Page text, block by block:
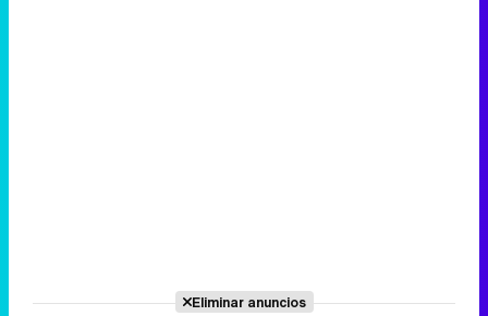
Eliminar anuncios